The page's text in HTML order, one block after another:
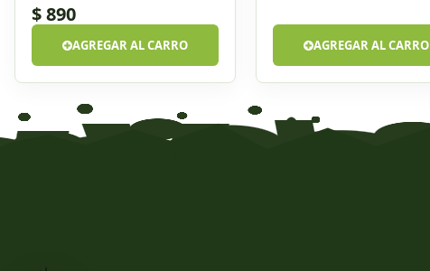
$ 890
AGREGAR AL CARRO AGREGAR AL CARRO